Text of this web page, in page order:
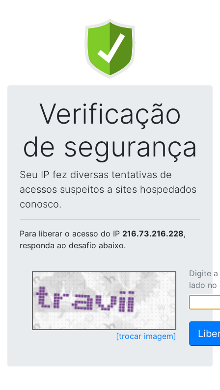
Verificação
de segurança
Seu IP fez diversas tentativas de
acessos suspeitos a sites hospedados
conosco.
Para liberar o acesso do IP 216.73.216.228,
responda ao desafio abaixo.
[trocar imagem]
Digite
lado no